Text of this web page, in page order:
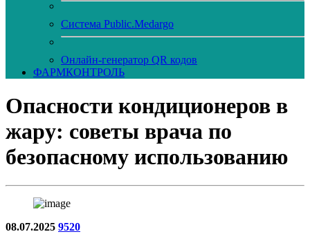
Система Public.Medargo
Онлайн-генератор QR кодов
ФАРМКОНТРОЛЬ
Опасности кондиционеров в
жару: советы врача по
безопасному использованию
08.07.2025 9520